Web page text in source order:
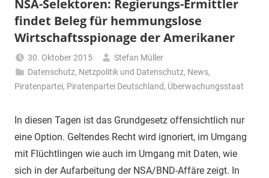
NSA-Selektoren: Regierungs-Ermittler
findet Beleg für hemmungslose
Wirtschaftsspionage der Amerikaner
30. Oktober 2015
Stefan Müller
Datenschutz, Netzpolitik und Datenschutz, News,
Piratenpartei, Piratenpartei Deutschland, Überwachungsstaat
In diesen Tagen ist das Grundgesetz offensichtlich nur
eine Option. Geltendes Recht wird ignoriert, im Umgang
mit Flüchtlingen wie auch im Umgang mit Daten, wie
sich in der Aufarbeitung der NSA/BND-Affäre zeigt. In